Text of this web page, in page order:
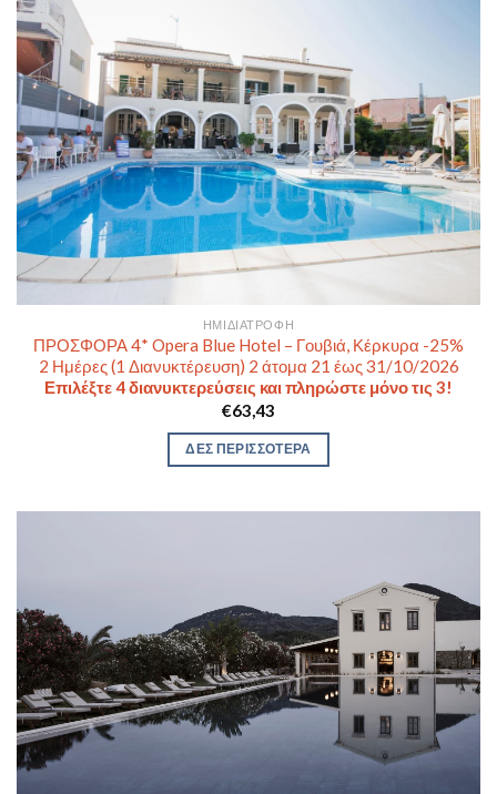
ΗΜΙΔΙΑΤΡΟΦΉ
ΠΡΟΣΦΟΡΑ 4* Opera Blue Hotel – Γουβιά, Κέρκυρα -25%
2 Ημέρες (1 Διανυκτέρευση) 2 άτομα 21 έως 31/10/2026
Επιλέξτε 4 διανυκτερεύσεις και πληρώστε μόνο τις 3!
€63,43
ΔΕΣ ΠΕΡΙΣΣΟΤΕΡΑ